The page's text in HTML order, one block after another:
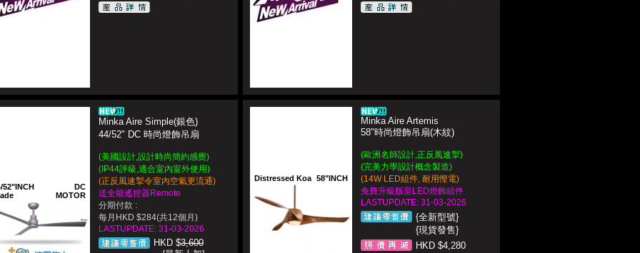
52"INCH
DC
MOTOR
Minka Aire Simple(銀色)
44/52" DC 時尚燈飾吊扇
(美國設計,設計時尚簡約感覺)
(IP44評級,適合室內室外使用)
(正反風速掣令室內空氣更流通)
送全能遙控器Remote
分期付款 :
每月HKD $284(共12個月)
LASTUPDATE: 31-03-2026
HKD $3,600
Distressed Koa 58"INCH
Minka Aire Artemis
58"時尚燈飾吊扇(木紋)
(歐洲名師設計,正反風速掣)
(完美力學設計概念製造)
(14W LED組件, 耐用慳電)
免費升級版至LED燈飾組件
LASTUPDATE: 31-03-2026
{全新型號}
{現貨發售}
HKD $4,280